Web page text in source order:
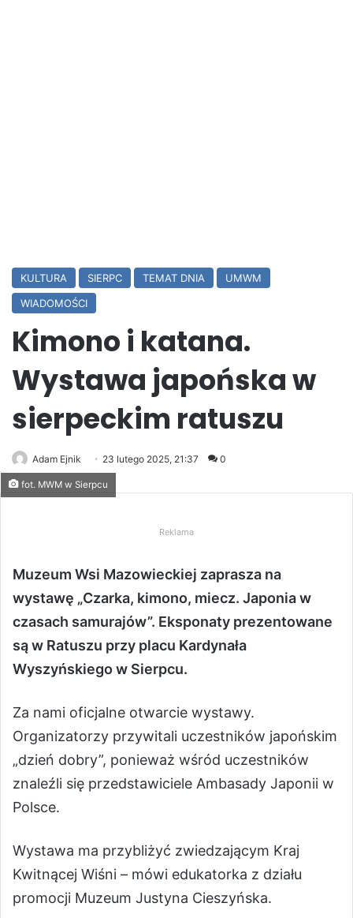
KULTURA SIERPC TEMAT DNIA
UMWM
WIADOMOŚCI
Kimono i katana.
Wystawa japońska w
sierpeckim ratuszu
Adam Ejnik 23 lutego 2025, 21:37 0
fot. MWM w Sierpcu
Reklama
Muzeum Wsi Mazowieckiej zaprasza na
wystawę „Czarka, kimono, miecz. Japonia w
czasach samurajów”. Eksponaty prezentowane
są w Ratuszu przy placu Kardynała
Wyszyńskiego w Sierpcu.
Za nami oficjalne otwarcie wystawy.
Organizatorzy przywitali uczestników japońskim
„dzień dobry”, ponieważ wśród uczestników
znaleźli się przedstawiciele Ambasady Japonii w
Polsce.
Wystawa ma przybliżyć zwiedzającym Kraj
Kwitnącej Wiśni – mówi edukatorka z działu
promocji Muzeum Justyna Cieszyńska.